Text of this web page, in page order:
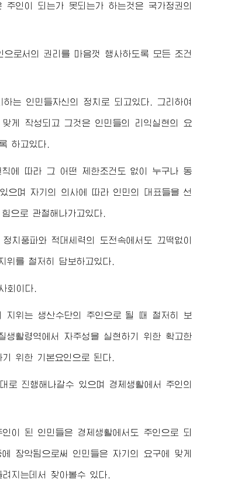
인이 되는가 못되는가 하는것은 국가정권의
로서의 권리를 마음껏 행사하도록 모든 조건
는 인민들자신의 정치로 되고있다. 그리하여
게 작성되고 그것은 인민들의 리익실현의 요
하고있다.
칙에 따라 그 어떤 제한조건도 없이 누구나 동
으며 자기의 의사에 따라 인민의 대표들을 선
으로 관철해나가고있다.
치풍파와 적대세력의 도전속에서도 끄떡없이
를 철저히 담보하고있다.
회이다.
지위는 생산수단의 주인으로 될 때 철저히 보
활령역에서 자주성을 실현하기 위한 확고한
위한 기본요인으로 된다.
로 진행해나갈수 있으며 경제생활에서 주인의
이 된 인민들은 경제생활에서도 주인으로 되
장악됨으로써 인민들은 자기의 요구에 맞게
지는데서 찾아볼수 있다.